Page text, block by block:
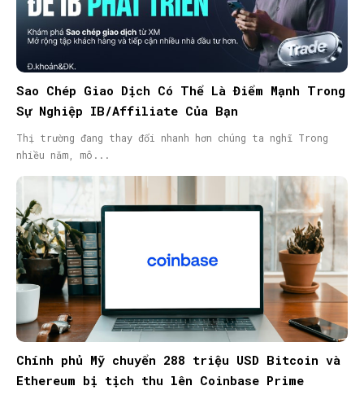
Sao Chép Giao Dịch Có Thể Là Điểm Mạnh Trong
Sự Nghiệp IB/Affiliate Của Bạn
Thị trường đang thay đổi nhanh hơn chúng ta nghĩ Trong
nhiều năm, mô...
Chính phủ Mỹ chuyển 288 triệu USD Bitcoin và
Ethereum bị tịch thu lên Coinbase Prime